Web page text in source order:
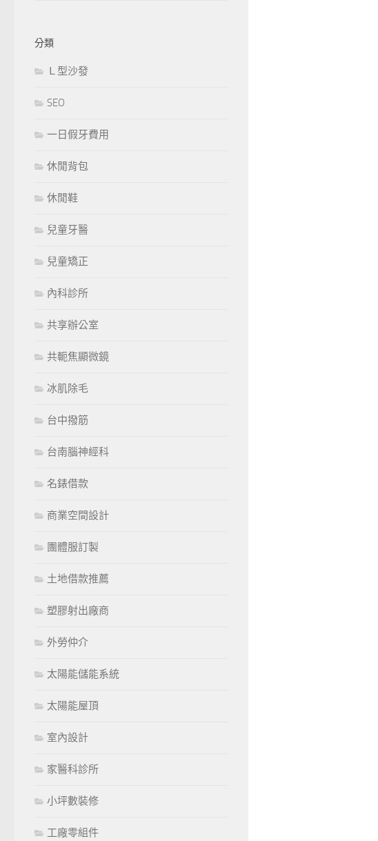
分類
Ｌ型沙發
SEO
一日假牙費用
休閒背包
休閒鞋
兒童牙醫
兒童矯正
內科診所
共享辦公室
共軛焦顯微鏡
冰肌除毛
台中撥筋
台南腦神經科
名錶借款
商業空間設計
團體服訂製
土地借款推薦
塑膠射出廠商
外勞仲介
太陽能儲能系統
太陽能屋頂
室內設計
家醫科診所
小坪數裝修
工廠零組件